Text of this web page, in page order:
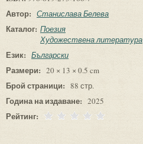
Автор: Станислава Белева
Каталог: Поезия
Художествена литература
Език: Български
Размери: 20 × 13 × 0.5 cm
Брой страници: 88 стр.
Година на издаване: 2025
Рейтинг: